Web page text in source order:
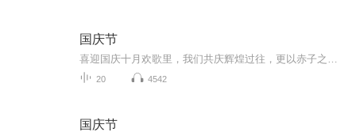
国庆节
20 4542
国庆节